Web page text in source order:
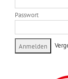
Passwort